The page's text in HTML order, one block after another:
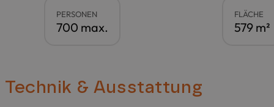
PERSONEN
700 max.
FLÄCHE
579 m²
Technik & Ausstattung